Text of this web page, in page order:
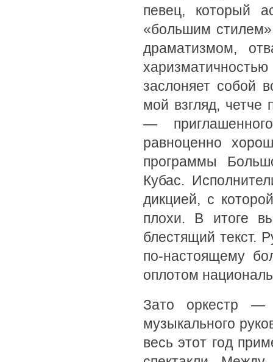
певец, который
«большим
драматизмом,
заслоняет собой
мой взгляд, четче
—
равноценно
программы
Кубас.
дикцией, с
плохи. В итоге
блестящий текст.
по-настоящему
оплотом
Зато оркестр —
музыкального
весь этот год